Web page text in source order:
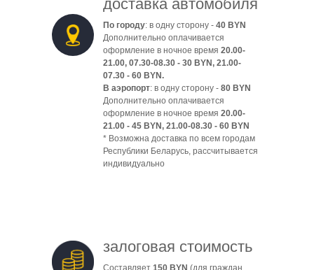
доставка автомобиля
По городу: в одну сторону - 40 BYN
Дополнительно оплачивается
оформление в ночное время 20.00-
21.00, 07.30-08.30 - 30 BYN, 21.00-
07.30 - 60 BYN.
В аэропорт: в одну сторону - 80 BYN
Дополнительно оплачивается
оформление в ночное время 20.00-
21.00 - 45 BYN, 21.00-08.30 - 60 BYN
* Возможна доставка по всем городам
Республики Беларусь, рассчитывается
индивидуально
залоговая стоимость
Составляет 150 BYN (для граждан